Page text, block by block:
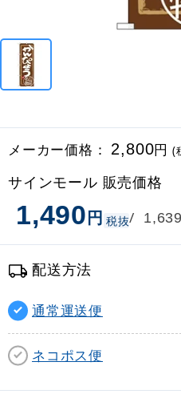
メーカー価格： 2,800円(
サインモール 販売価格
1,490円 税抜/
配送方法
通常運送便
ネコポス便